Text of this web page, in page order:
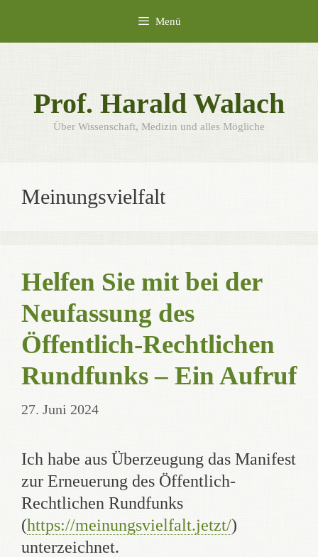
springen
Menü
Prof. Harald Walach
Über Wissenschaft, Medizin und alles Mögliche
Meinungsvielfalt
Helfen Sie mit bei der
Neufassung des
Öffentlich-Rechtlichen
Rundfunks – Ein Aufruf
27. Juni 2024
Ich habe aus Überzeugung das Manifest
zur Erneuerung des Öffentlich-
Rechtlichen Rundfunks
(https://meinungsvielfalt.jetzt/)
unterzeichnet.